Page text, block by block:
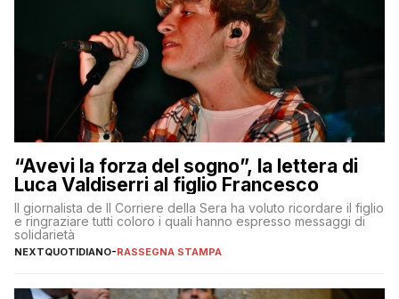
“Avevi la forza del sogno”, la lettera di
Luca Valdiserri al figlio Francesco
Il giornalista de Il Corriere della Sera ha voluto ricordare il figlio
e ringraziare tutti coloro i quali hanno espresso messaggi di
solidarietà
NEXTQUOTIDIANO-RASSEGNA STAMPA